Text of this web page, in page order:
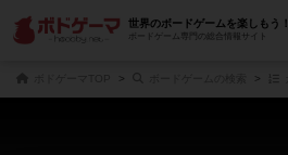
世界のボードゲームを楽しもう！
ボードゲーム専門の総合情報サイト